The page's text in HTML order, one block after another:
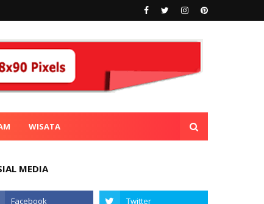
WISATA
MEDIA